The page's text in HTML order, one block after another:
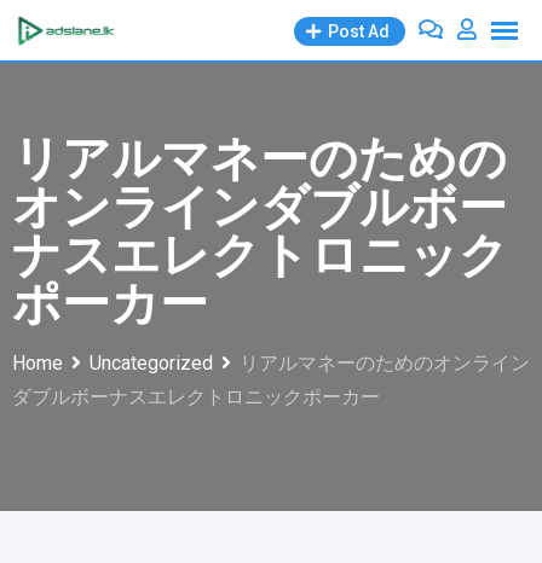
Skip
Post Ad
リアルマネーのための
オンラインダブルボー
ナスエレクトロニック
ポーカー
Home Uncategorized
リアルマネーのためのオンライン
ダブルボーナスエレクトロニックポーカー